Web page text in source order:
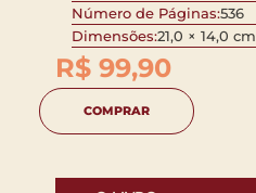
Número de Páginas:536
Dimensões:21,0 × 14,0 cm
R$ 99,90
COMPRAR